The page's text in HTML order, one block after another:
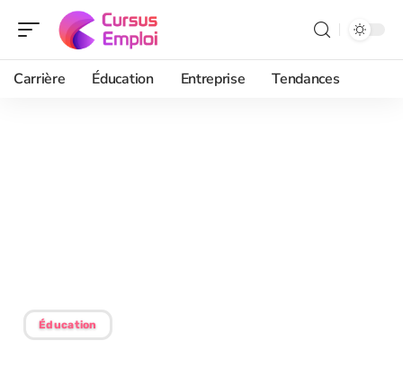
Carrière Éducation Entreprise Tendances
Éducation